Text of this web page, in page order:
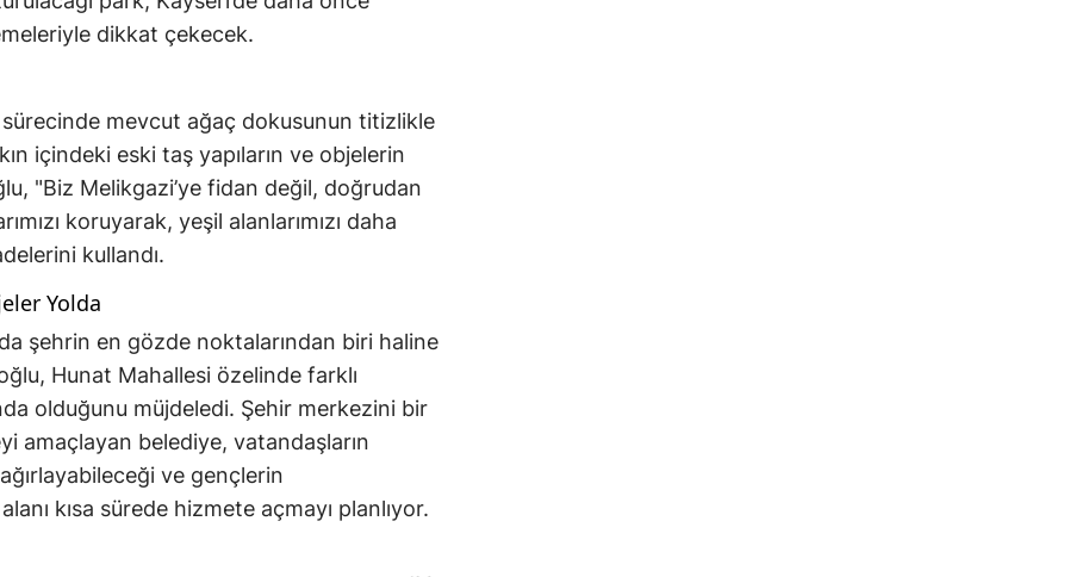
dikkat çekecek.
sürecinde mevcut ağaç dokusunun titizlikle
içindeki eski taş yapıların ve objelerin
"Biz Melikgazi’ye fidan değil, doğrudan
koruyarak, yeşil alanlarımızı daha
kullandı.
Yolda
şehrin en gözde noktalarından biri haline
Hunat Mahallesi özelinde farklı
olduğunu müjdeledi. Şehir merkezini bir
amaçlayan belediye, vatandaşların
ve gençlerin
kısa sürede hizmete açmayı planlıyor.